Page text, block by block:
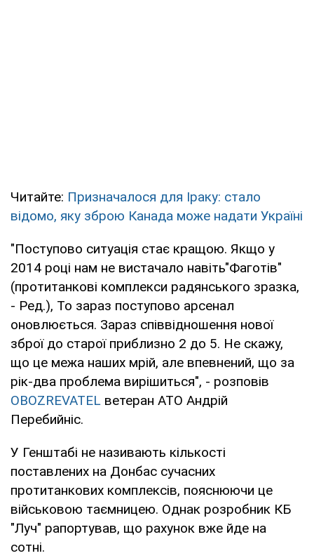
Читайте: Призначалося для Іраку: стало
відомо, яку зброю Канада може надати Україні
"Поступово ситуація стає кращою. Якщо у
2014 році нам не вистачало навіть"Фаготів"
(протитанкові комплекси радянського зразка,
- Ред.), То зараз поступово арсенал
оновлюється. Зараз співвідношення нової
зброї до старої приблизно 2 до 5. Не скажу,
що це межа наших мрій, але впевнений, що за
рік-два проблема вирішиться", - розповів
OBOZREVATEL ветеран АТО Андрій
Перебийніс.
У Генштабі не називають кількості
поставлених на Донбас сучасних
протитанкових комплексів, пояснюючи це
військовою таємницею. Однак розробник КБ
"Луч" рапортував, що рахунок вже йде на
сотні.